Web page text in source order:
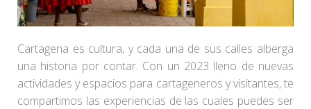
Cartagena es cultura, y cada una de sus calles alberga
una historia por contar. Con un 2023 lleno de nuevas
actividades y espacios para cartageneros y visitantes, te
compartimos las experiencias de las cuales puedes ser